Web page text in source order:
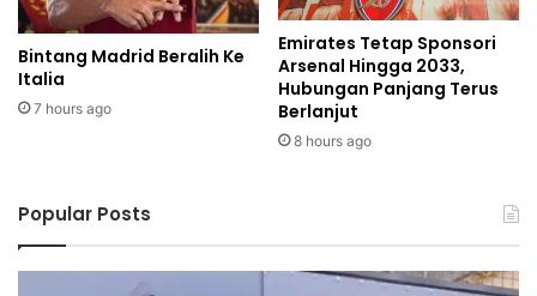
Bintang Madrid Beralih Ke
Italia
7 hours ago
Emirates Tetap Sponsori
Arsenal Hingga 2033,
Hubungan Panjang Terus
Berlanjut
8 hours ago
Popular Posts